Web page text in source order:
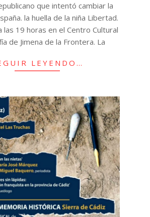
que intentó cambiar la
la huella de la niña Libertad.
las 19 horas en el Centro Cultural
de Jimena de la Frontera. La
LEYENDO…